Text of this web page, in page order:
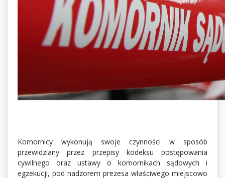
Komornicy wykonują swoje czynności w sposób
przewidziany przez przepisy kodeksu postępowania
cywilnego oraz ustawy o komornikach sądowych i
egzekucji, pod nadzorem prezesa właściwego miejscowo